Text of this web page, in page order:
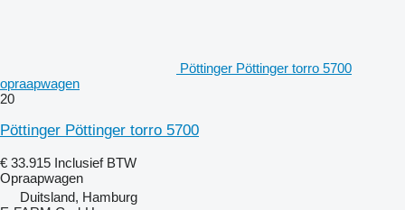
Pöttinger Pöttinger torro 5700
opraapwagen
20
Pöttinger Pöttinger torro 5700
€ 33.915 Inclusief BTW
Opraapwagen
Duitsland, Hamburg